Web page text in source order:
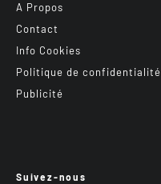
A Propos
Contact
Info Cookies
Politique de confidentialité
Publicité
Suivez-nous